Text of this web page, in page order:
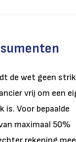
de wet geen
vrij om een
is. Voor bepaalde
maximaal 50%